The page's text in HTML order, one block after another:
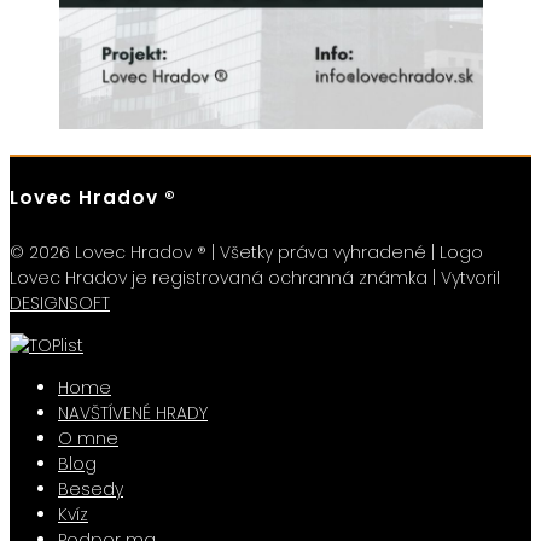
Lovec Hradov ®
© 2026 Lovec Hradov ® | Všetky práva vyhradené | Logo
Lovec Hradov je registrovaná ochranná známka | Vytvoril
DESIGNSOFT
Home
NAVŠTÍVENÉ HRADY
O mne
Blog
Besedy
Kvíz